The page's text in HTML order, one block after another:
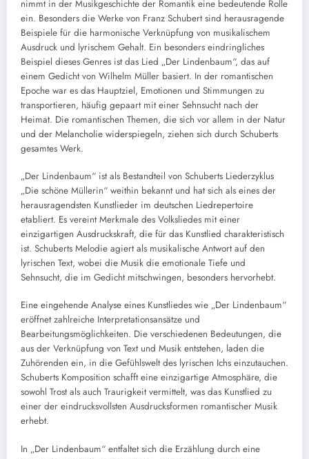
nimmt in der Musikgeschichte der Romantik eine bedeutende Rolle
ein. Besonders die Werke von Franz Schubert sind herausragende
Beispiele für die harmonische Verknüpfung von musikalischem
Ausdruck und lyrischem Gehalt. Ein besonders eindringliches
Beispiel dieses Genres ist das Lied „Der Lindenbaum“, das auf
einem Gedicht von Wilhelm Müller basiert. In der romantischen
Epoche war es das Hauptziel, Emotionen und Stimmungen zu
transportieren, häufig gepaart mit einer Sehnsucht nach der
Heimat. Die romantischen Themen, die sich vor allem in der Natur
und der Melancholie widerspiegeln, ziehen sich durch Schuberts
gesamtes Werk.
„Der Lindenbaum“ ist als Bestandteil von Schuberts Liederzyklus
„Die schöne Müllerin“ weithin bekannt und hat sich als eines der
herausragendsten Kunstlieder im deutschen Liedrepertoire
etabliert. Es vereint Merkmale des Volksliedes mit einer
einzigartigen Ausdruckskraft, die für das Kunstlied charakteristisch
ist. Schuberts Melodie agiert als musikalische Antwort auf den
lyrischen Text, wobei die Musik die emotionale Tiefe und
Sehnsucht, die im Gedicht mitschwingen, besonders hervorhebt.
Eine eingehende Analyse eines Kunstliedes wie „Der Lindenbaum“
eröffnet zahlreiche Interpretationsansätze und
Bearbeitungsmöglichkeiten. Die verschiedenen Bedeutungen, die
aus der Verknüpfung von Text und Musik entstehen, laden die
Zuhörenden ein, in die Gefühlswelt des lyrischen Ichs einzutauchen.
Schuberts Komposition schafft eine einzigartige Atmosphäre, die
sowohl Trost als auch Traurigkeit vermittelt, was das Kunstlied zu
einer der eindrucksvollsten Ausdrucksformen romantischer Musik
erhebt.
In „Der Lindenbaum“ entfaltet sich die Erzählung durch eine